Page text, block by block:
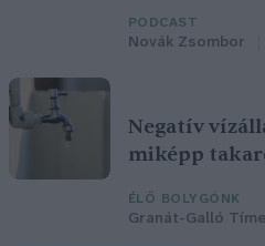
PODCAST
Novák Zsombor
Negatív
miképp
ÉLŐ BOLYGÓNK
Granát-Galló